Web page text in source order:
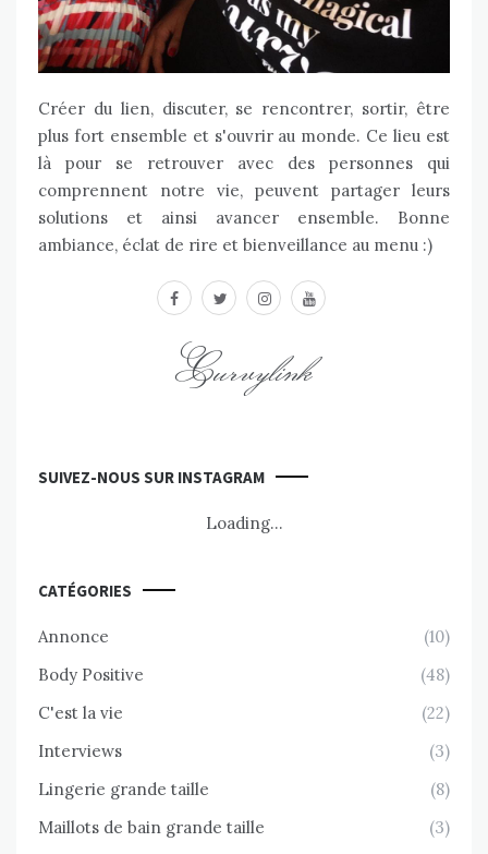
Créer du lien, discuter, se rencontrer, sortir, être
plus fort ensemble et s'ouvrir au monde. Ce lieu est
là pour se retrouver avec des personnes qui
comprennent notre vie, peuvent partager leurs
solutions et ainsi avancer ensemble. Bonne
ambiance, éclat de rire et bienveillance au menu :)
facebooktwitterinstagram
youtube
Curvylink
SUIVEZ-NOUS SUR INSTAGRAM
Loading...
CATÉGORIES
Annonce
(10)
Body Positive
(48)
C'est la vie
(22)
Interviews
(3)
Lingerie grande taille
(8)
Maillots de bain grande taille
(3)